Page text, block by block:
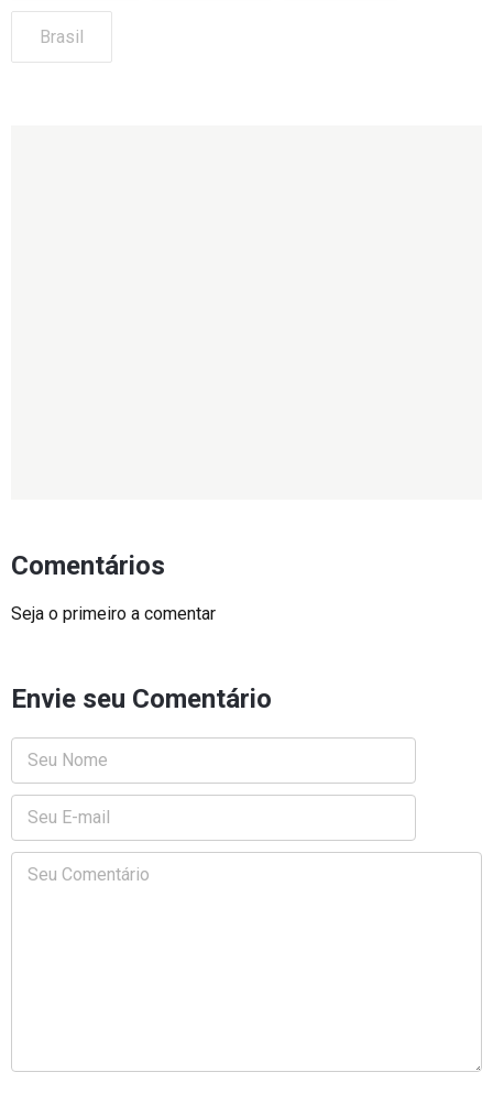
Brasil
Comentários
Seja o primeiro a comentar
Envie seu Comentário